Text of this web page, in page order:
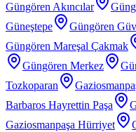
Güngören Akıncılar
Güneştepe
Güngören
Güngören Mareşal Çakmak
Güngören Merkez
Tozkoparan
Barbaros Hayrettin Paşa
Gaziosmanpaşa Hürriyet